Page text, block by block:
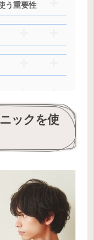
う重要性
ックを使